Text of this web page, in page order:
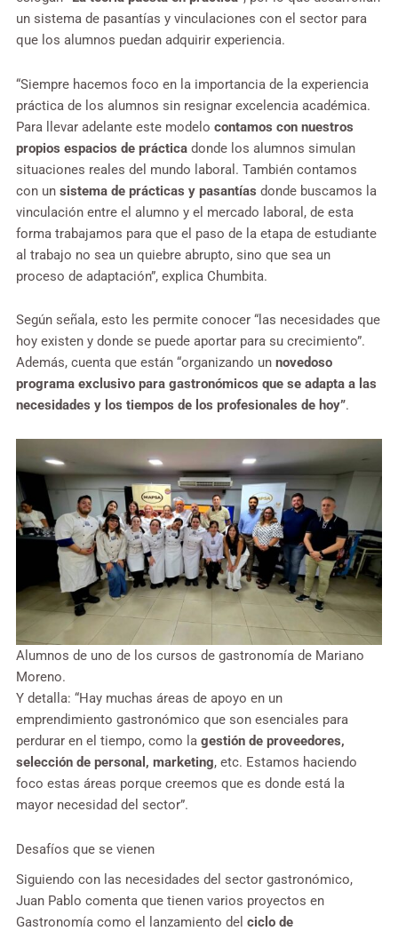
un sistema de pasantías y vinculaciones con el sector para
que los alumnos puedan adquirir experiencia.
“Siempre hacemos foco en la importancia de la experiencia
práctica de los alumnos sin resignar excelencia académica.
Para llevar adelante este modelo contamos con nuestros
propios espacios de práctica donde los alumnos simulan
situaciones reales del mundo laboral. También contamos
con un sistema de prácticas y pasantías donde buscamos la
vinculación entre el alumno y el mercado laboral, de esta
forma trabajamos para que el paso de la etapa de estudiante
al trabajo no sea un quiebre abrupto, sino que sea un
proceso de adaptación”, explica Chumbita.
Según señala, esto les permite conocer “las necesidades que
hoy existen y donde se puede aportar para su crecimiento”.
Además, cuenta que están “organizando un novedoso
programa exclusivo para gastronómicos que se adapta a las
necesidades y los tiempos de los profesionales de hoy”.
Alumnos de uno de los cursos de gastronomía de Mariano
Moreno.
Y detalla: “Hay muchas áreas de apoyo en un
emprendimiento gastronómico que son esenciales para
perdurar en el tiempo, como la gestión de proveedores,
selección de personal, marketing, etc. Estamos haciendo
foco estas áreas porque creemos que es donde está la
mayor necesidad del sector”.
Desafíos que se vienen
Siguiendo con las necesidades del sector gastronómico,
Juan Pablo comenta que tienen varios proyectos en
Gastronomía como el lanzamiento del ciclo de